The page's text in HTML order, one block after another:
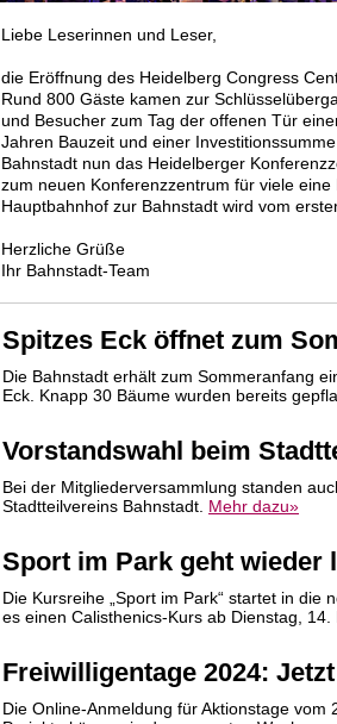
Liebe Leserinnen und Leser,
die Eröffnung des Heidelberg Congress
Rund 800 Gäste kamen zur
und Besucher zum Tag der offenen Tür
Jahren Bauzeit und einer
Bahnstadt nun das Heidelberger
zum neuen Konferenzzentrum für viele
Hauptbahnhof zur Bahnstadt wird vom
Herzliche Grüße
Ihr Bahnstadt-Team
Spitzes Eck öffnet zum
Die Bahnstadt erhält zum Sommeranfang
Eck. Knapp 30 Bäume wurden bereits
Vorstandswahl beim
Bei der Mitgliederversammlung standen
Stadtteilvereins Bahnstadt. Mehr dazu»
Sport im Park geht wieder
Die Kursreihe „Sport im Park“ startet in die
es einen Calisthenics-Kurs ab Dienstag, 14.
Freiwilligentage 2024:
Die Online-Anmeldung für Aktionstage vom